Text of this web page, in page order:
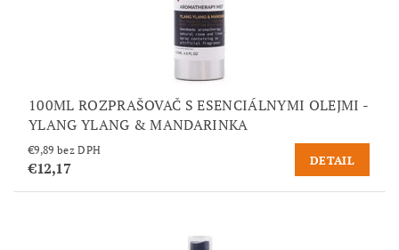
100ML ROZPRAŠOVAČ S ESENCIÁLNYMI OLEJMI -
YLANG YLANG & MANDARINKA
€9,89 bez DPH
€12,17 DETAIL